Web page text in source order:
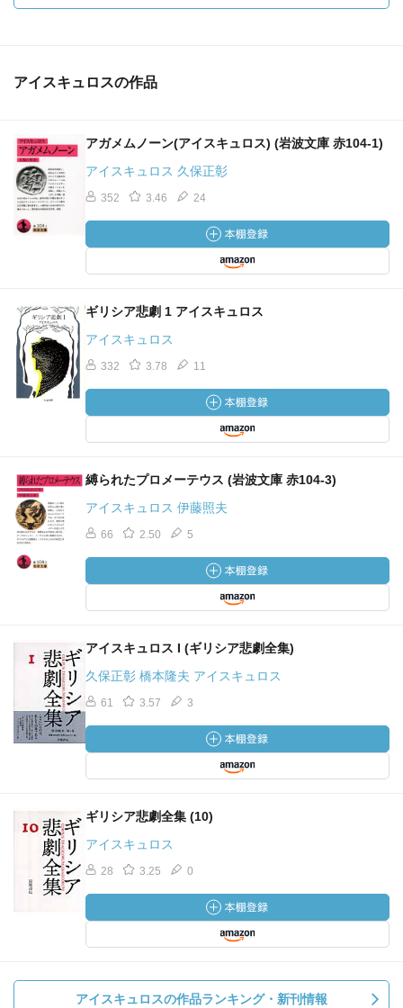
アイスキュロスの作品
アガメムノーン(アイスキュロス) (岩波文庫 赤104-1)
アイスキュロス 久保正彰
352 3.46 24
ギリシア悲劇 1 アイスキュロス
アイスキュロス
332 3.78 11
縛られたプロメーテウス (岩波文庫 赤104-3)
アイスキュロス 伊藤照夫
66 2.50 5
アイスキュロス I (ギリシア悲劇全集)
久保正彰 橋本隆夫 アイスキュロス
61 3.57 3
ギリシア悲劇全集 (10)
アイスキュロス
28 3.25 0
アイスキュロスの作品ランキング・新刊情報